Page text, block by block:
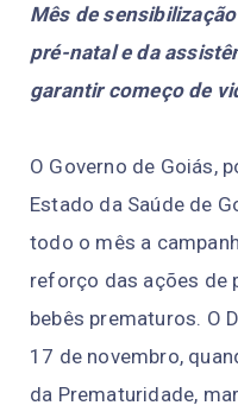
Mês de
pré-natal e da
garantir começo de
O Governo de Goiás,
Estado da Saúde de
todo o mês a
reforço das ações de
bebês prematuros. O
17 de novembro,
da Prematuridade,